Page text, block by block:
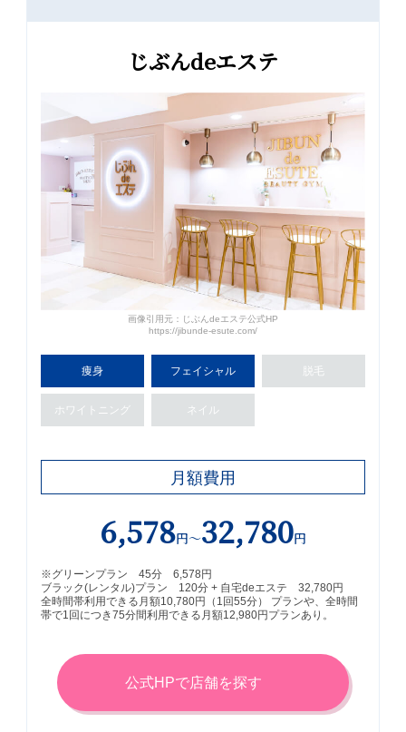
じぶんdeエステ
画像引用元：じぶんdeエステ公式HP
https://jibunde-esute.com/
痩身 フェイ シャル 脱毛
ホワイト ニング ネイル
月額費用
6,578円～32,780円
※グリーンプラン 45分 6,578円
ブラック(レンタル)プラン 120分 + 自宅deエステ 32,780円
全時間帯利用できる月額10,780円（1回55分） プランや、全時間
帯で1回につき75分間利用できる月額12,980円プランあり。
公式HPで店舗を探す